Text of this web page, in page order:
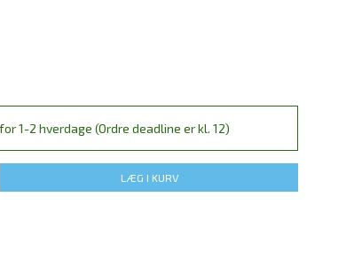
1-2 hverdage (Ordre deadline er kl. 12)
LÆG I KURV